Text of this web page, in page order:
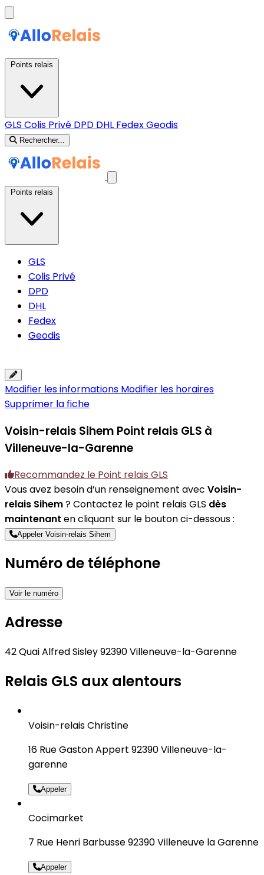
GLS Colis Privé DPD DHL FedexGeodis
Rechercher...
GLS
Colis Privé
DPD
DHL
Fedex
Geodis
Modifier les informations Modifier les horaires
Supprimer la fiche
Voisin-relais Sihem Point relais GLS à
Villeneuve-la-Garenne
Recommandez le Point relais GLS
Vous avez besoin d’un renseignement avec Voisin-
relais Sihem? Contactez le point relais GLS dès
maintenant en cliquant sur le bouton ci-dessous :
Appeler Voisin-relais Sihem
Numéro de téléphone
Voir le numéro
Adresse
42 Quai Alfred Sisley 92390 Villeneuve-la-Garenne
Relais GLS aux alentours
Voisin-relais Christine
16 Rue Gaston Appert 92390 Villeneuve-la-
garenne
Appeler
Cocimarket
7 Rue Henri Barbusse 92390 Villeneuve la Garenne
Appeler